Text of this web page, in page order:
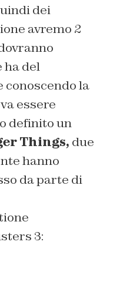
dei
avremo 2
ha del
conoscendo la
essere
definito un
Things, due
hanno
da parte di
3: